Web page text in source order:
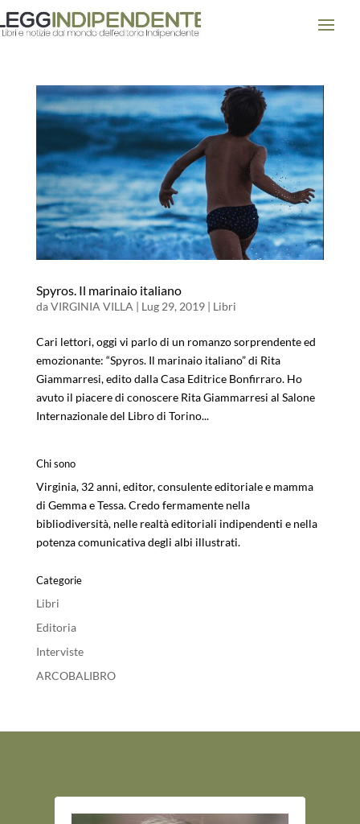
Spyros. Il marinaio italiano
daVIRGINIA VILLA | Lug 29, 2019| Libri
Cari lettori, oggi vi parlo di un romanzo sorprendente ed
emozionante: “Spyros. Il marinaio italiano” di Rita
Giammarresi, edito dalla Casa Editrice Bonfirraro. Ho
avuto il piacere di conoscere Rita Giammarresi al Salone
Internazionale del Libro di Torino...
Chi sono
Virginia, 32 anni, editor, consulente editoriale e mamma
di Gemma e Tessa. Credo fermamente nella
bibliodiversità, nelle realtà editoriali indipendenti e nella
potenza comunicativa degli albi illustrati.
Categorie
Libri
Editoria
Interviste
ARCOBALIBRO